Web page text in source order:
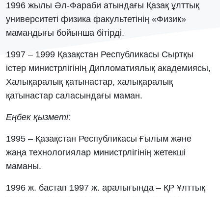
1996 жылы Әл-Фараби атындағы Қазақ ұлттық
университеті физика факультетінің «Физик»
мамандығы бойынша бітірді.
1997 – 1999 Қазақстан Республикасы Сыртқы
істер министрлігінің Дипломатиялық академиясы,
Халықаралық қатынастар, халықаралық
қатынастар саласындағы маман.
Еңбек қызметі:
1995 – Қазақстан Республикасы Ғылым және
жаңа технологиялар министрлігінің жетекші
маманы.
1996 ж. бастап 1997 ж. аралығында – ҚР Ұлттық